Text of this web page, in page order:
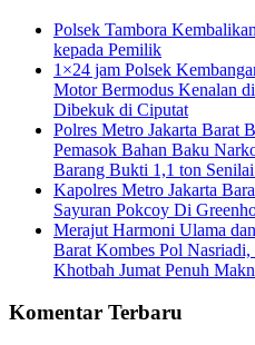
Polsek Tambora
kepada Pemilik
1×24 jam Polsek
Motor Bermodus Kenalan
Dibekuk di Ciputat
Polres Metro Jakarta Barat
Pemasok Bahan Baku
Barang Bukti 1,1 ton
Kapolres Metro Jakarta
Sayuran Pokcoy Di
Merajut Harmoni Ulama
Barat Kombes Pol
Khotbah Jumat Penuh
Komentar Terbaru